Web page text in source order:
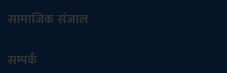
सामाजिक संजाल
सम्पर्क